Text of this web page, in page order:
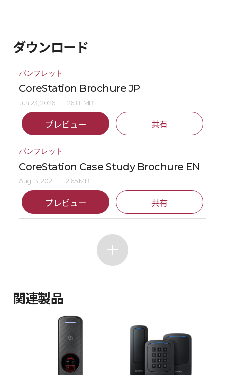
ダウンロード
パンフレット
CoreStation Brochure JP
Jun 23, 2026 26.81 MB
プレビュー 共有
パンフレット
CoreStation Case Study Brochure EN
Aug 13, 2021 2.65 MB
プレビュー 共有
関連製品